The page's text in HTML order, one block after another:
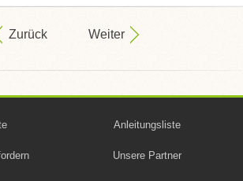
Zurück Weiter
Anleitungsliste
Unsere Partner